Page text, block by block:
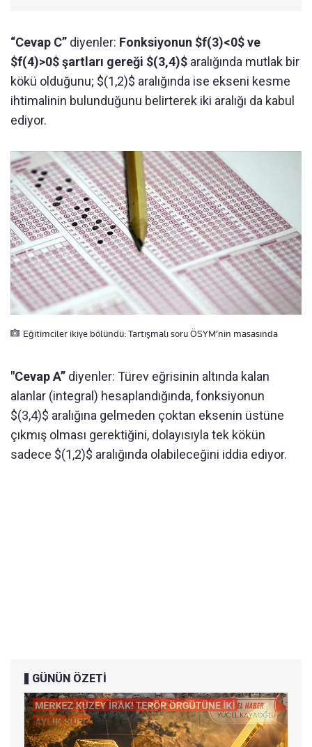
“Cevap C” diyenler: Fonksiyonun $f(3)<0$ ve
$f(4)>0$ şartları gereği $(3,4)$ aralığında mutlak bir
kökü olduğunu; $(1,2)$ aralığında ise ekseni kesme
ihtimalinin bulunduğunu belirterek iki aralığı da kabul
ediyor.
Eğitimciler ikiye bölündü: Tartışmalı soru ÖSYM’nin masasında
"Cevap A” diyenler: Türev eğrisinin altında kalan
alanlar (integral) hesaplandığında, fonksiyonun
$(3,4)$ aralığına gelmeden çoktan eksenin üstüne
çıkmış olması gerektiğini, dolayısıyla tek kökün
sadece $(1,2)$ aralığında olabileceğini iddia ediyor.
GÜNÜN ÖZETİ